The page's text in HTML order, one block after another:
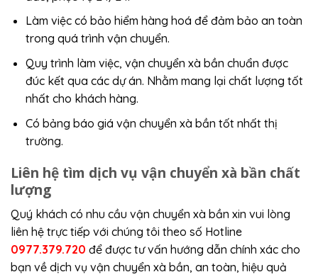
Làm việc có bảo hiểm hàng hoá để đảm bảo an toàn
trong quá trình vận chuyển.
Quy trình làm việc, vận chuyển xà bần chuẩn được
đúc kết qua các dự án. Nhằm mang lại chất lượng tốt
nhất cho khách hàng.
Có bảng báo giá vận chuyển xà bần tốt nhất thị
trường.
Liên hệ tìm dịch vụ vận chuyển xà bần chất
lượng
Quý khách có nhu cầu vận chuyển xà bần xin vui lòng
liên hệ trực tiếp với chúng tôi theo số Hotline
0977.379.720 để được tư vấn hướng dẫn chính xác cho
bạn về dịch vụ vận chuyển xà bần, an toàn, hiệu quả